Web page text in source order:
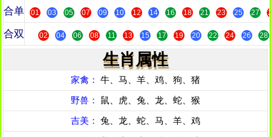
合单 01 03 05 07 09 10 12 14 16 18 21 23 25 27
合双 02 04 06 08 11 13 15 17 19 20 22 24 26 28
生肖属性
家禽： 牛、马、羊、鸡、狗、猪
野兽： 鼠、虎、兔、龙、蛇、猴
吉美： 兔、龙、蛇、马、羊、鸡